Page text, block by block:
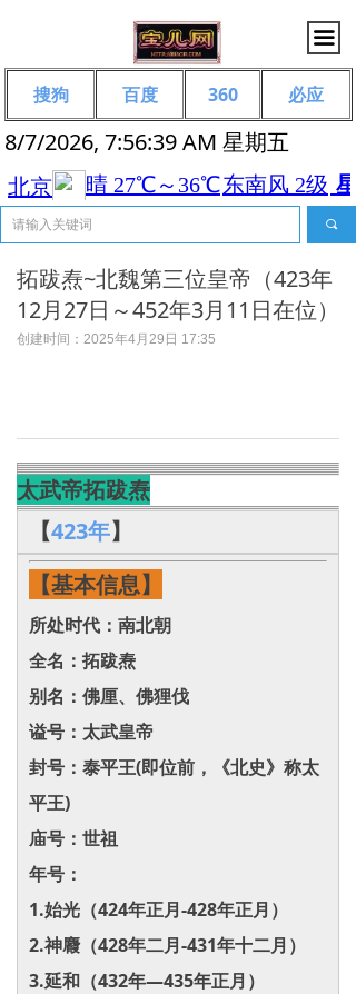
끀
8/7/2026, 7:56:40 AM 星期五
끠
搜狗 百度 360 必应
拓跋焘~北魏第三位皇帝（423年
12月27日～452年3月11日在位）
创建时间： 2025年4月29日 17:35
太武帝拓跋焘
【423年】
【基本信息】
所处时代：南北朝
全名：拓跋焘
别名：佛厘、佛狸伐
谥号：太武皇帝
封号：泰平王(即位前，《北史》称太
平王)
庙号：世祖
年号：
1.始光（424年正月-428年正月）
2.神麚（428年二月-431年十二月）
3.延和（432年—435年正月）